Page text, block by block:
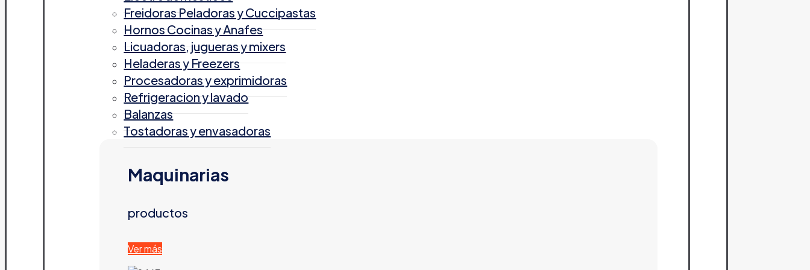
Freidoras Peladoras y Cuccipastas
Hornos Cocinas y Anafes
Licuadoras, jugueras y mixers
Heladeras y Freezers
Procesadoras y exprimidoras
Refrigeracion y lavado
Balanzas
Tostadoras y envasadoras
Maquinarias
productos
Ver más